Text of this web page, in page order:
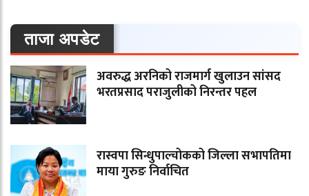
ताजा अपडेट
अवरुद्ध अरनिको राजमार्ग खुलाउन सांसद
भरतप्रसाद पराजुलीको निरन्तर पहल
रास्वपा सिन्धुपाल्चोकको जिल्ला सभापतिमा
माया गुरुङ निर्वाचित